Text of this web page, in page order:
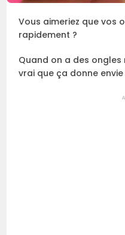
Vous aimeriez que vos
rapidement ?
Quand on a des
vrai que ça donne envie